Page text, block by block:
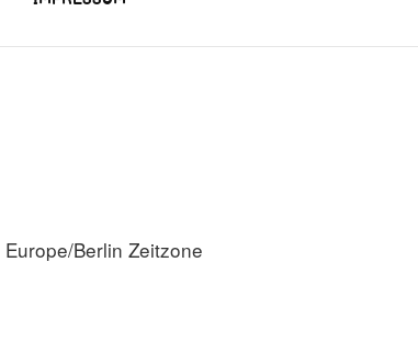
Europe/Berlin Zeitzone